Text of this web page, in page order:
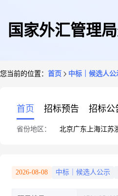
国家外汇管理
您当前的位置： 首页 中标｜候选人公
首页 招标预告 招标公
省份地区： 北京广东 上海江苏
2026-08-08 中标｜候选人公示